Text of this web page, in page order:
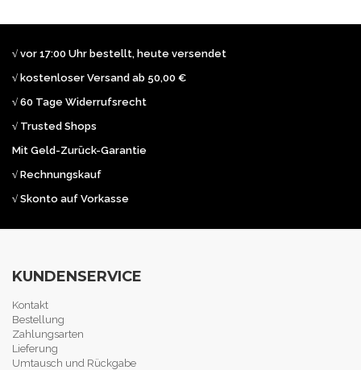
√ vor 17:00 Uhr bestellt, heute versendet
√ kostenloser Versand ab 50,00 €
√ 60 Tage Widerrufsrecht
√ Trusted Shops
Mit Geld-Zurück-Garantie
√ Rechnungskauf
√ Skonto auf Vorkasse
KUNDENSERVICE
Kontakt
Bestellung
Zahlungsarten
Lieferung
Umtausch und Rückgabe